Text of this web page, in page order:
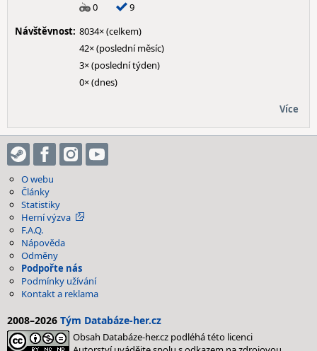
0
9
Návštěvnost: 8034× (celkem)
42× (poslední měsíc)
3× (poslední týden)
0× (dnes)
Více
O webu
Články
Statistiky
Herní výzva
F.A.Q.
Nápověda
Odměny
Podpořte nás
Podmínky užívání
Kontakt a reklama
2008–2026 Tým Databáze-her.cz
Obsah Databáze-her.cz podléhá této licenci